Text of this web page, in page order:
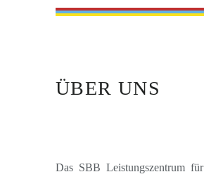
ÜBER UNS
Das SBB Leistungszentrum für